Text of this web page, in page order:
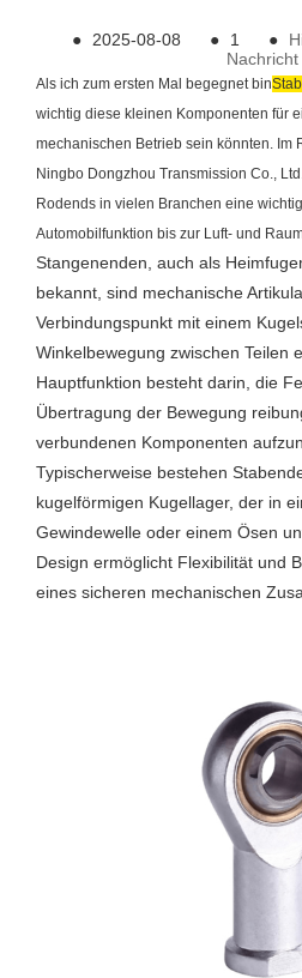
● 2025-08-08 ● 1 ●
Nachricht
Als ich zum ersten Mal begegnet bin
wichtig diese kleinen Komponenten für
mechanischen Betrieb sein könnten. Im
Ningbo Dongzhou Transmission Co.,
Rodends in vielen Branchen eine
Automobilfunktion bis zur Luft- und
Stangenenden, auch als
bekannt, sind mechanische
Verbindungspunkt mit einem
Winkelbewegung zwischen Teilen
Hauptfunktion besteht darin, die
Übertragung der Bewegung
verbundenen Komponenten
Typischerweise bestehen
kugelförmigen Kugellager, der in
Gewindewelle oder einem Ösen
Design ermöglicht Flexibilität und
eines sicheren mechanischen